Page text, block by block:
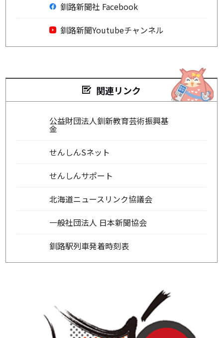
釧路新聞社 Facebook
釧路新聞Youtubeチャンネル
関連リンク
公益財団法人釧新教育芸術振興基
金
せんしんSネット
せんしんサポート
北海道ニュースリンク協議会
一般社団法人 日本新聞協会
釧路駅列車発着時刻表